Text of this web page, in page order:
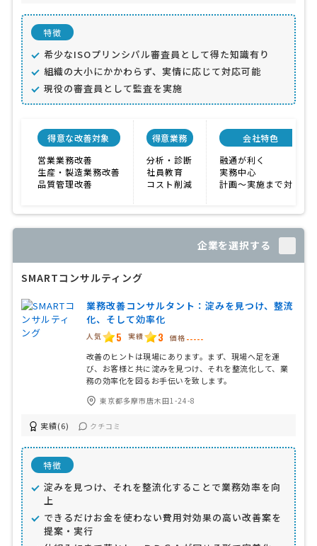
特徴
希少なISOプリンシパル審査員として得た知識有り
組織の大小にかかわらず、実情に応じて対応可能
現役の審査員として監査を実施
得意な改善対象
営業業務改善
生産・製造業務改善
品質管理改善
得意業務
分析・診断
社員教育
コスト削減
会社特色
融通が利く
実務中心
計画〜実施まで対応
企業を選択する
SMARTコンサルティング
業務改善コンサルタント：淀みを見つけ、整流
化、そして効率化
人気 5 実績 3 価格 -----
改善のヒントは現場にあります。まず、現場へ足を運
び、お客様と共に淀みを見つけ、それを整流化して、業
務の効率化を図るお手伝いを致します。
東京都多摩市唐木田1-24-8
実績(6) クチコミ
特徴
淀みを見つけ、それを整流化することで業務効率を向
上
できるだけお金を使わない費用対効果の高い改善案を
提案・実行